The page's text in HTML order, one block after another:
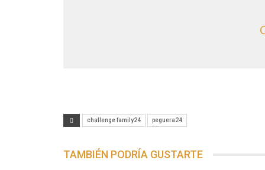
challenge family24 peguera24
TAMBIÉN PODRÍA GUSTARTE